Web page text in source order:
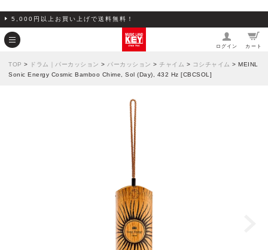
5,000円以上お買い上げで送料無料！
ログイン カート
TOP > ドラム｜パーカッション > パーカッション > チャイム > コシチャイム > MEINL
Sonic Energy Cosmic Bamboo Chime, Sol (Day), 432 Hz [CBCSOL]